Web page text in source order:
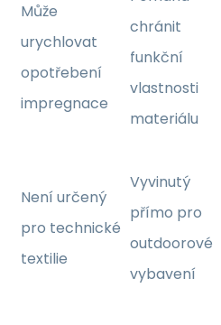
Může
urychlovat
opotřebení
impregnace
chránit
funkční
vlastnosti
materiálu
Není určený
pro technické
textilie
Vyvinutý
přímo pro
outdoorové
vybavení